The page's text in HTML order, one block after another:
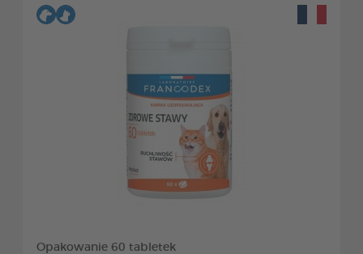
Opakowanie 60 tabletek